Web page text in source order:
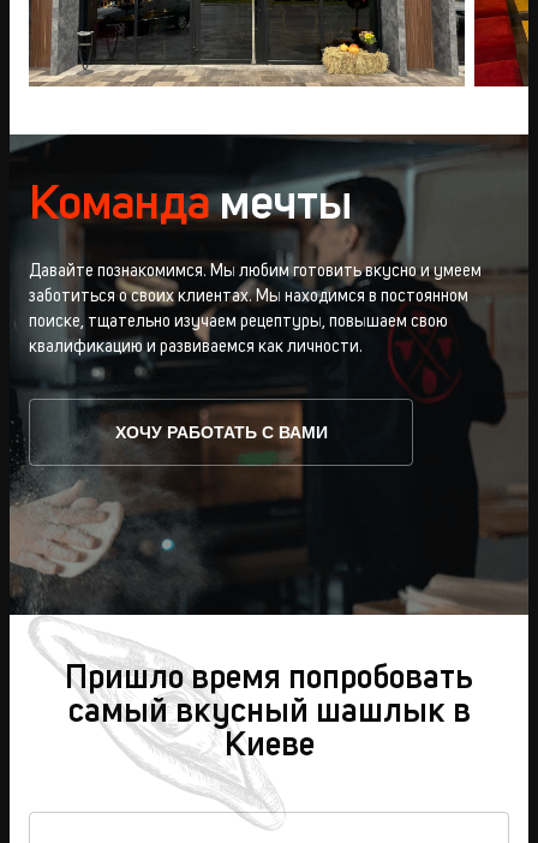
Командамечты
Давайте познакомимся. Мы любим готовить вкусно и умеем
заботиться о своих клиентах. Мы находимся в постоянном
поиске, тщательно изучаем рецептуры, повышаем свою
квалификацию и развиваемся как личности.
ХОЧУ РАБОТАТЬ С ВАМИ
Пришло время попробовать
самый вкусный шашлык в
Киеве